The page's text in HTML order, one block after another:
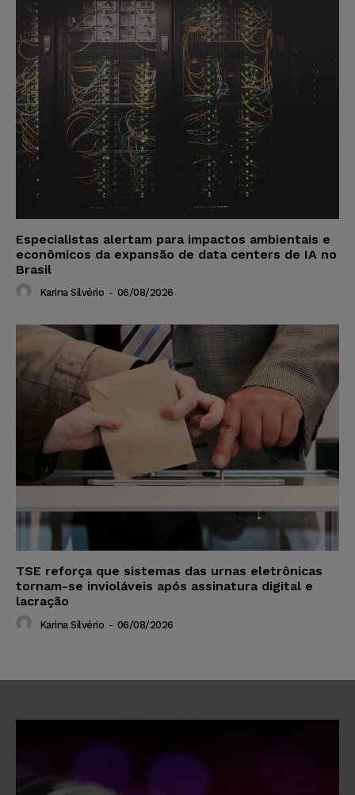
Especialistas alertam para impactos ambientais e
econômicos da expansão de data centers de IA no
Brasil
Karina Silvério - 06/08/2026
TSE reforça que sistemas das urnas eletrônicas
tornam-se invioláveis após assinatura digital e
lacração
Karina Silvério - 06/08/2026